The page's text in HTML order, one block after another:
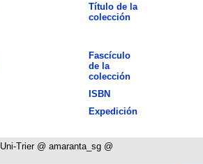
Título de la
colección
Fascículo
de la
colección
ISBN
Expedición
Uni-Trier @ amaranta_sg @